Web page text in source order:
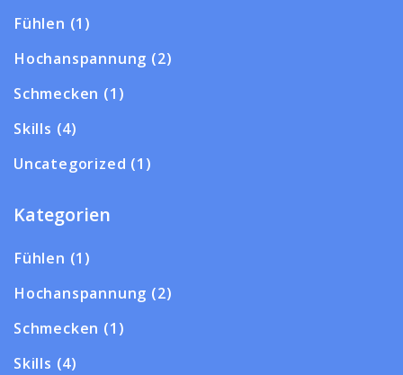
Fühlen (1)
Hochanspannung (2)
Schmecken (1)
Skills (4)
Uncategorized (1)
Kategorien
Fühlen (1)
Hochanspannung (2)
Schmecken (1)
Skills (4)